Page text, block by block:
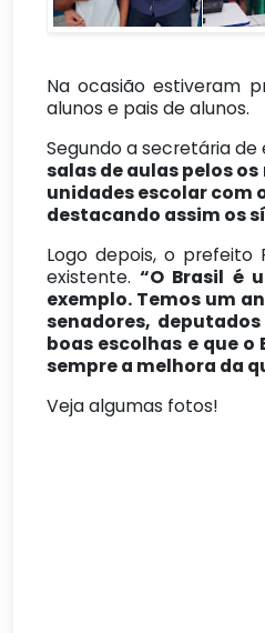
Na ocasião estiveram
alunos e pais de alunos.
Segundo a secretária de
salas de aulas pelos
unidades escolar com
destacando assim os
Logo depois, o
existente.“O Brasil é
exemplo. Temos um
senadores,
boas escolhas e que
sempre a melhora da
Veja algumas fotos!